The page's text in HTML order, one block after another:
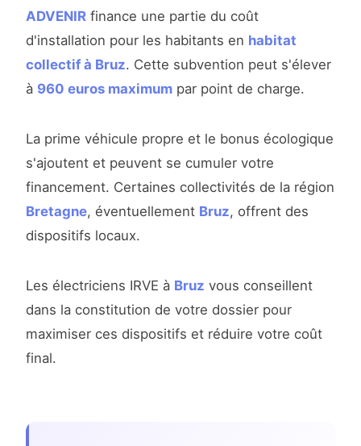
ADVENIR finance une partie du coût
d'installation pour les habitants en habitat
collectif à Bruz. Cette subvention peut s'élever
à 960 euros maximum par point de charge.
La prime véhicule propre et le bonus écologique
s'ajoutent et peuvent se cumuler votre
financement. Certaines collectivités de la région
Bretagne, éventuellement Bruz, offrent des
dispositifs locaux.
Les électriciens IRVE à Bruz vous conseillent
dans la constitution de votre dossier pour
maximiser ces dispositifs et réduire votre coût
final.